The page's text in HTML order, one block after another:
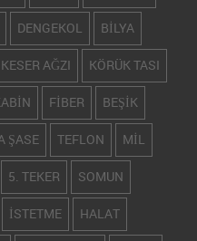
DENGEKOL BİLYA
KESER AĞZI KÖRÜK TASI
FİBER BEŞİK
ŞASE TEFLON MİL
5. TEKER SOMUN
İSTETME HALAT